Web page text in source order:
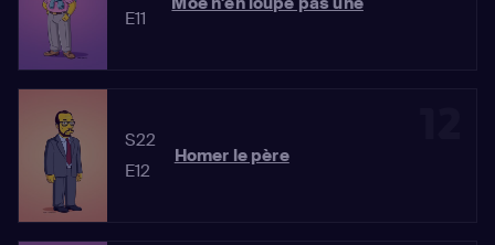
E11
S22
E12
Homer le père